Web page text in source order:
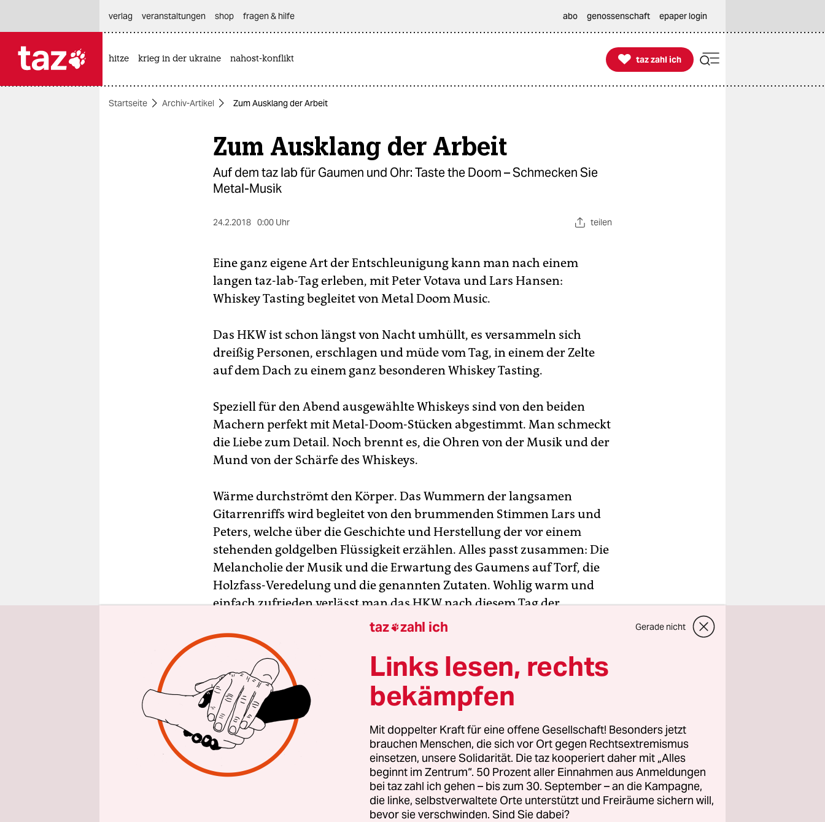
themen
verlag
veranstaltungen shop fragen & hilfe abo genossenschaft epaper login
hitze krieg in der ukraine nahost-konflikt 
taz zahl ich
taz zahl ich
Startseite Archiv-Artikel Zum Ausklang der Arbeit
Zum Ausklang der Arbeit
Auf dem taz lab für Gaumen und Ohr: Taste the Doom – Schmecken Sie
Metal-Musik
24.2.2018 0:00 Uhr teilen
Eine ganz eigene Art der Entschleunigung kann man nach einem
langen taz-lab-Tag erleben, mit Peter Votava und Lars Hansen:
Whiskey Tasting begleitet von Metal Doom Music.
Das HKW ist schon längst von Nacht umhüllt, es versammeln sich
dreißig Personen, erschlagen und müde vom Tag, in einem der Zelte
auf dem Dach zu einem ganz besonderen Whiskey Tasting.
Speziell für den Abend ausgewählte Whiskeys sind von den beiden
Machern perfekt mit Metal-Doom-Stücken abgestimmt. Man schmeckt
die Liebe zum Detail. Noch brennt es, die Ohren von der Musik und der
Mund von der Schärfe des Whiskeys.
Wärme durchströmt den Körper. Das Wummern der langsamen
Gitarrenriffs wird begleitet von den brummenden Stimmen Lars und
Peters, welche über die Geschichte und Herstellung der vor einem
stehenden goldgelben Flüssigkeit erzählen. Alles passt zusammen: Die
Melancholie der Musik und die Erwartung des Gaumens auf Torf, die
Holzfass-Veredelung und die genannten Zutaten. Wohlig warm und
einfach zufrieden verlässt man das HKW nach diesem Tag der
Wollen Sie am 21. April erleben, wie Scottish Barley Port Charlotte der
Brauerei Bruichladdich zu dem Song „Endless“ der Band Bongripper
schmeckt? Dann melden Sie sich jetzt schon an untertazlab@taz.de
(Betreff: Whiskey). Bis zum
22. Märzfür20€und danach
Person. Cheers!
Sophie Richter
Die Engagierten stärken
Der drohende Erfolg der AfD bei den kommenden Landtagswahlen
taz zahl ich Gerade nicht
Links lesen, rechts
bekämpfen
Mit doppelter Kraft für eine offene Gesellschaft! Besonders jetzt
brauchen Menschen, die sich vor Ort gegen Rechtsextremismus
einsetzen, unsere Solidarität. Die taz kooperiert daher mit „Alles
beginnt im Zentrum“. 50 Prozent aller Einnahmen aus Anmeldungen
bei taz zahl ich gehen – bis zum 30. September – an die Kampagne,
die linke, selbstverwaltete Orte unterstützt und Freiräume sichern will,
bevor sie verschwinden. Sind Sie dabei?